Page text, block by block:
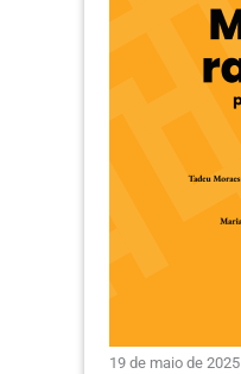
19 de maio de 2025